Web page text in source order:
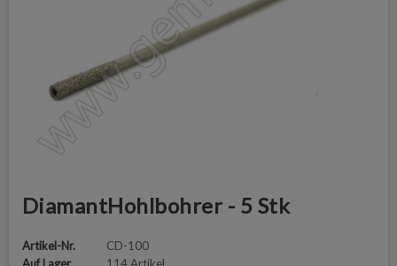
DiamantHohlbohrer - 5 Stk
Artikel-Nr.
CD-100